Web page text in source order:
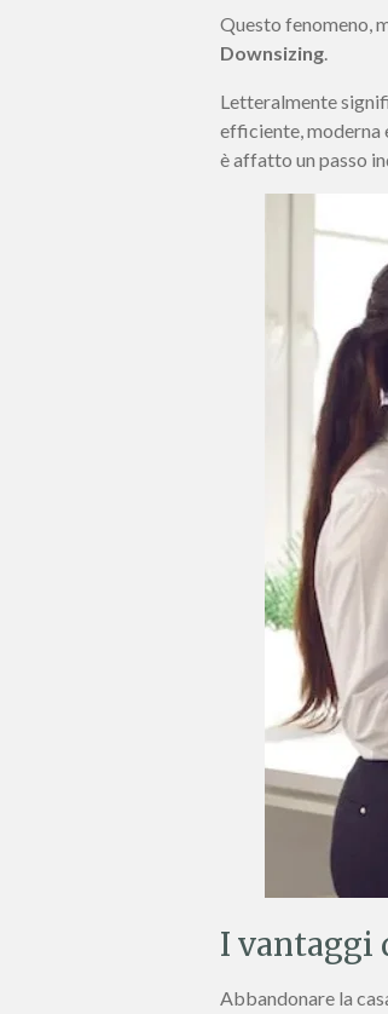
Questo fenomeno,
Downsizing.
Letteralmente
efficiente, moderna
è affatto un passo
I vantaggi
Abbandonare la